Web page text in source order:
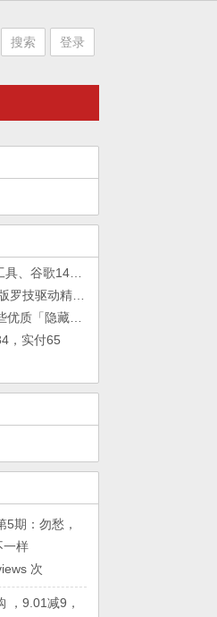
搜索 登录
，实付65
5期：勿愁，
一样
次
，9.01减9，